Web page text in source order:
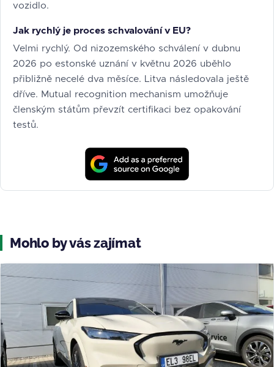
vozidlo.
Jak rychlý je proces schvalování v EU?
Velmi rychlý. Od nizozemského schválení v dubnu
2026 po estonské uznání v květnu 2026 uběhlo
přibližně necelé dva měsíce. Litva následovala ještě
dříve. Mutual recognition mechanism umožňuje
členským státům převzít certifikaci bez opakování
testů.
Mohlo by vás zajímat